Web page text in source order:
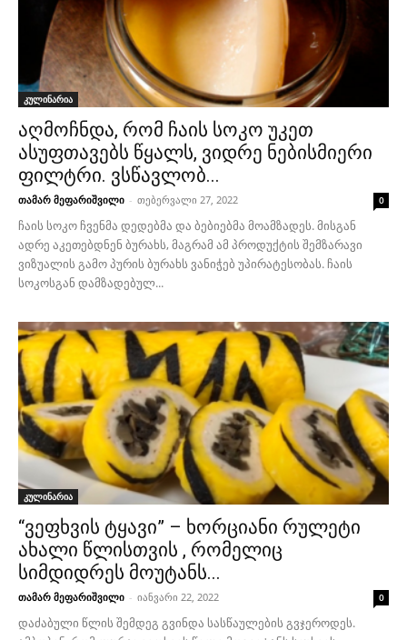
კულინარია
აღმოჩნდა, რომ ჩაის სოკო უკეთ
ასუფთავებს წყალს, ვიდრე ნებისმიერი
ფილტრი. ვსწავლობ...
თამარ მეფარიშვილი - თებერვალი 27, 2022 0
ჩაის სოკო ჩვენმა დედებმა და ბებიებმა მოამზადეს. მისგან
ადრე აკეთებდნენ ბურახს, მაგრამ ამ პროდუქტის შემზარავი
ვიზუალის გამო პურის ბურახს ვანიჭებ უპირატესობას. ჩაის
სოკოსგან დამზადებულ...
კულინარია
“ვეფხვის ტყავი” – ხორციანი რულეტი
ახალი წლისთვის , რომელიც
სიმდიდრეს მოუტანს...
თამარ მეფარიშვილი - იანვარი 22, 2022 0
დაძაბული წლის შემდეგ გვინდა სასწაულების გვჯეროდეს.